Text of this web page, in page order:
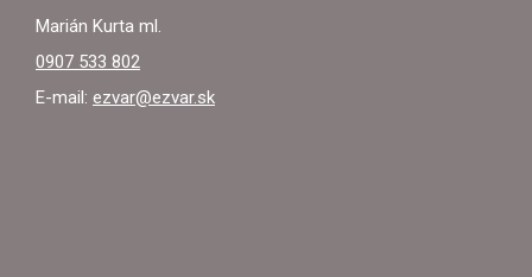
Marián Kurta ml.
0907 533 802
E-mail: ezvar@ezvar.sk